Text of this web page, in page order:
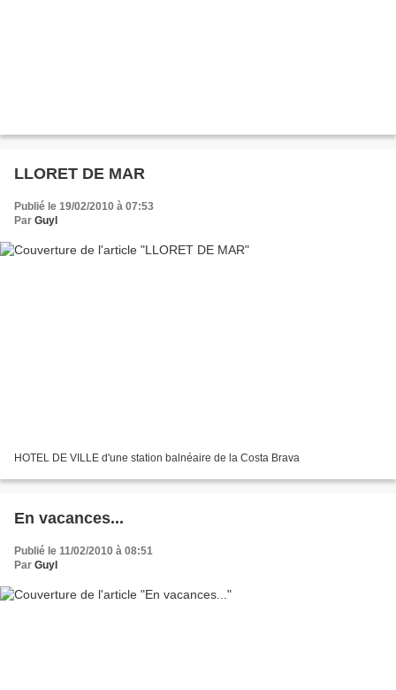
LLORET DE MAR
Publié le 19/02/2010 à 07:53
Par Guyl
HOTEL DE VILLE d'une station balnéaire de la Costa Brava
En vacances...
Publié le 11/02/2010 à 08:51
Par Guyl